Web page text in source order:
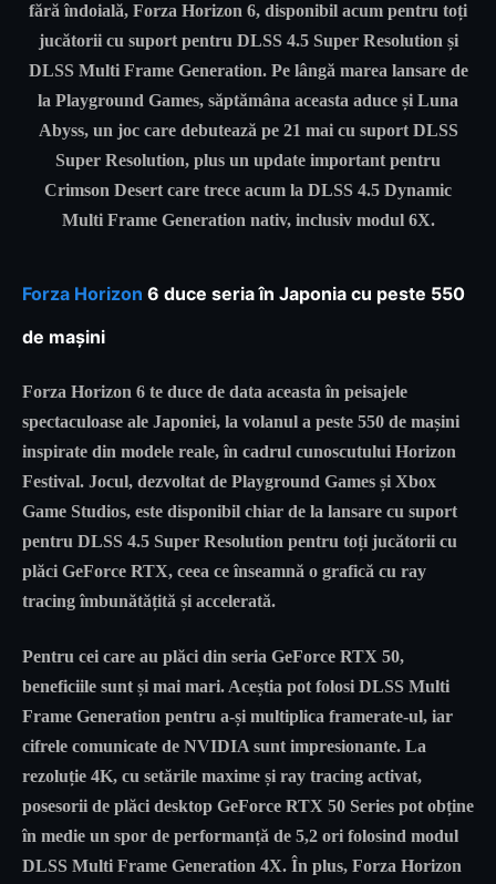
fără îndoială, Forza Horizon 6, disponibil acum pentru toți
jucătorii cu suport pentru DLSS 4.5 Super Resolution și
DLSS Multi Frame Generation. Pe lângă marea lansare de
la Playground Games, săptămâna aceasta aduce și Luna
Abyss, un joc care debutează pe 21 mai cu suport DLSS
Super Resolution, plus un update important pentru
Crimson Desert care trece acum la DLSS 4.5 Dynamic
Multi Frame Generation nativ, inclusiv modul 6X.
Forza Horizon 6 duce seria în Japonia cu peste 550
de mașini
Forza Horizon 6 te duce de data aceasta în peisajele
spectaculoase ale Japoniei, la volanul a peste 550 de mașini
inspirate din modele reale, în cadrul cunoscutului Horizon
Festival. Jocul, dezvoltat de Playground Games și Xbox
Game Studios, este disponibil chiar de la lansare cu suport
pentru DLSS 4.5 Super Resolution pentru toți jucătorii cu
plăci GeForce RTX, ceea ce înseamnă o grafică cu ray
tracing îmbunătățită și accelerată.
Pentru cei care au plăci din seria GeForce RTX 50,
beneficiile sunt și mai mari. Aceștia pot folosi DLSS Multi
Frame Generation pentru a-și multiplica framerate-ul, iar
cifrele comunicate de NVIDIA sunt impresionante. La
rezoluție 4K, cu setările maxime și ray tracing activat,
posesorii de plăci desktop GeForce RTX 50 Series pot obține
în medie un spor de performanță de 5,2 ori folosind modul
DLSS Multi Frame Generation 4X. În plus, Forza Horizon